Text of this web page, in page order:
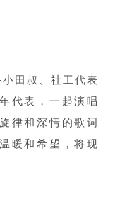
田叔、社工代表
代表，一起演唱
律和深情的歌词
暖和希望，将现